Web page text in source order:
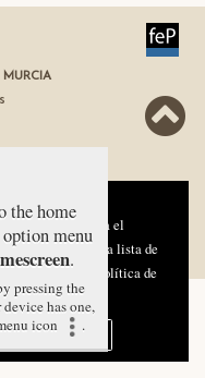
DE DATOS
COOKIES
the home
option menu
.
pressing the
has one,
icon
.
cookies:
y de terceros para el
consultar la lista de
Ver nuestra Política de
Personalizar